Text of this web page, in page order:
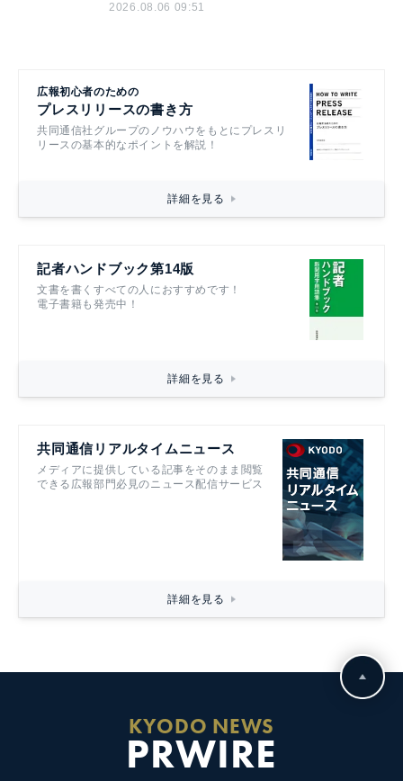
2026.08.06 09:51
広報初心者のための
プレスリリースの書き方
共同通信社グループのノウハウをもとにプレスリ
リースの基本的なポイントを解説！
詳細を見る
記者ハンドブック第14版
文書を書くすべての人におすすめです！
電子書籍も発売中！
詳細を見る
共同通信リアルタイムニュース
メディアに提供している記事をそのまま閲覧
できる広報部門必見のニュース配信サービス
詳細を見る
KYODO NEWS
PRWIRE